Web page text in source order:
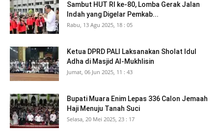
Sambut HUT RI ke-80, Lomba Gerak Jalan
Indah yang Digelar Pemkab...
Rabu, 13 Agu 2025, 18 : 05
Ketua DPRD PALI Laksanakan Sholat Idul
Adha di Masjid Al-Mukhlisin
Jumat, 06 Jun 2025, 11 : 43
Bupati Muara Enim Lepas 336 Calon Jemaah
Haji Menuju Tanah Suci
Selasa, 20 Mei 2025, 23 : 17